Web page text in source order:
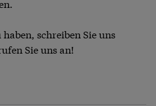
schreiben Sie uns
Sie uns an!